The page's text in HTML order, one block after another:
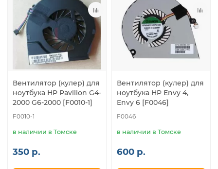
Вентилятор (кулер) для
ноутбука HP Pavilion G4-
2000 G6-2000 [F0010-1]
F0010-1
в наличии в Томске
350 р.
Вентилятор (кулер) для
ноутбука HP Envy 4,
Envy 6 [F0046]
F0046
в наличии в Томске
600 р.